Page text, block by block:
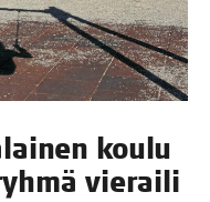
kou­lu
vie­rai­li